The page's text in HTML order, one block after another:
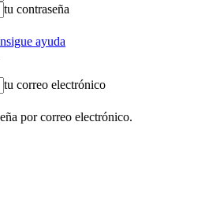
tu contraseña
ayuda
tu correo electrónico
por correo electrónico.